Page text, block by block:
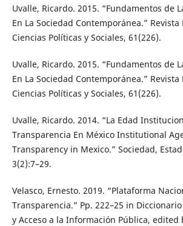
Uvalle, Ricardo. 2015. “Fundamentos de
En La Sociedad Contemporánea.”
Ciencias Políticas y Sociales, 61(226).
Uvalle, Ricardo. 2015. “Fundamentos de
En La Sociedad Contemporánea.”
Ciencias Políticas y Sociales, 61(226).
Uvalle, Ricardo. 2014. “La Edad
Transparencia En México Institutional
Transparency in Mexico.” Sociedad,
3(2):7–29.
Velasco, Ernesto. 2019. “Plataforma
Transparencia.” Pp. 222–25 in
y Acceso a la Información Pública, edited